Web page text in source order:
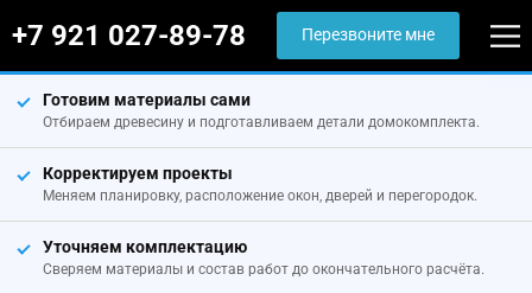
+7 921 027-89-78 Перезвоните мне
Готовим материалы сами
Отбираем древесину и подготавливаем детали домокомплекта.
Корректируем проекты
Меняем планировку, расположение окон, дверей и перегородок.
Уточняем комплектацию
Сверяем материалы и состав работ до окончательного расчёта.